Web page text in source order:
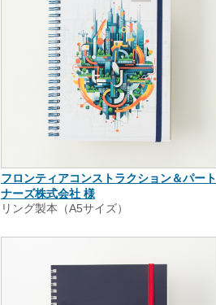
フロンティアコンストラクション＆パート
ナーズ株式会社 様
リング製本（A5サイズ）